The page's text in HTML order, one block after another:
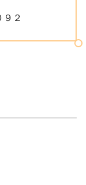
９２